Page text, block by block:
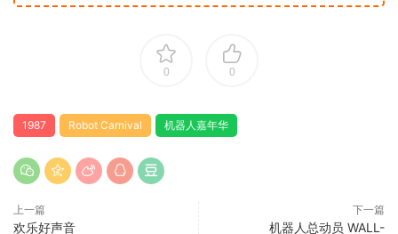
0 0
1987 Robot Carnival 机器人嘉年华
上一篇
欢乐好声音
下一篇
机器人总动员 WALL-